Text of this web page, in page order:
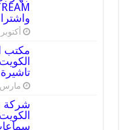
أكتوبر 1, 2025
مكتب
مارس 26, 2025